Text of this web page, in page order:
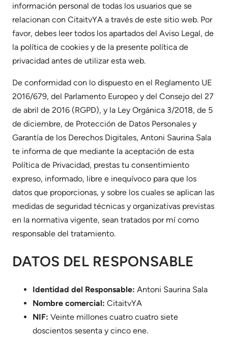
información personal de todas los usuarios que se
relacionan con CitaitvYA a través de este sitio web. Por
favor, debes leer todos los apartados del Aviso Legal, de
la política de cookies y de la presente política de
privacidad antes de utilizar esta web.
De conformidad con lo dispuesto en el Reglamento UE
2016/679, del Parlamento Europeo y del Consejo del 27
de abril de 2016 (RGPD), y la Ley Orgánica 3/2018, de 5
de diciembre, de Protección de Datos Personales y
Garantía de los Derechos Digitales, Antoni Saurina Sala
te informa de que mediante la aceptación de esta
Política de Privacidad, prestas tu consentimiento
expreso, informado, libre e inequívoco para que los
datos que proporcionas, y sobre los cuales se aplican las
medidas de seguridad técnicas y organizativas previstas
en la normativa vigente, sean tratados por mí como
responsable del tratamiento.
DATOS DEL RESPONSABLE
Identidad del Responsable: Antoni Saurina Sala
Nombre comercial: CitaitvYA
NIF: Veinte millones cuatro cuatro siete
doscientos sesenta y cinco ene.